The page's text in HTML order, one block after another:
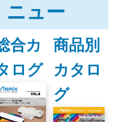
ニュー
合カ
ログ
商品別
カタロ
グ